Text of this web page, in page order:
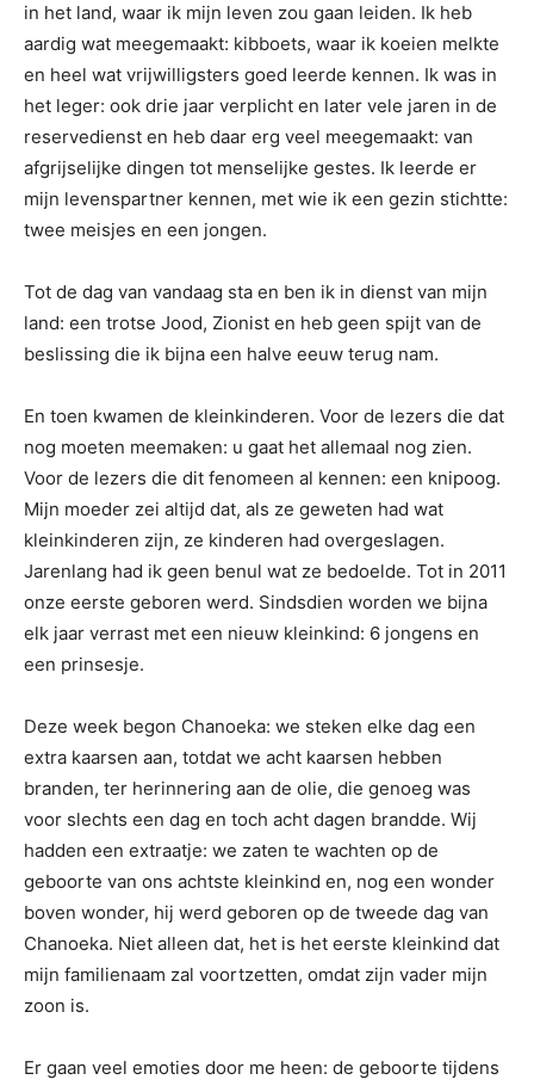
in het land, waar ik mijn leven zou gaan leiden. Ik heb
aardig wat meegemaakt: kibboets, waar ik koeien melkte
en heel wat vrijwilligsters goed leerde kennen. Ik was in
het leger: ook drie jaar verplicht en later vele jaren in de
reservedienst en heb daar erg veel meegemaakt: van
afgrijselijke dingen tot menselijke gestes. Ik leerde er
mijn levenspartner kennen, met wie ik een gezin stichtte:
twee meisjes en een jongen.
Tot de dag van vandaag sta en ben ik in dienst van mijn
land: een trotse Jood, Zionist en heb geen spijt van de
beslissing die ik bijna een halve eeuw terug nam.
En toen kwamen de kleinkinderen. Voor de lezers die dat
nog moeten meemaken: u gaat het allemaal nog zien.
Voor de lezers die dit fenomeen al kennen: een knipoog.
Mijn moeder zei altijd dat, als ze geweten had wat
kleinkinderen zijn, ze kinderen had overgeslagen.
Jarenlang had ik geen benul wat ze bedoelde. Tot in 2011
onze eerste geboren werd. Sindsdien worden we bijna
elk jaar verrast met een nieuw kleinkind: 6 jongens en
een prinsesje.
Deze week begon Chanoeka: we steken elke dag een
extra kaarsen aan, totdat we acht kaarsen hebben
branden, ter herinnering aan de olie, die genoeg was
voor slechts een dag en toch acht dagen brandde. Wij
hadden een extraatje: we zaten te wachten op de
geboorte van ons achtste kleinkind en, nog een wonder
boven wonder, hij werd geboren op de tweede dag van
Chanoeka. Niet alleen dat, het is het eerste kleinkind dat
mijn familienaam zal voortzetten, omdat zijn vader mijn
zoon is.
Er gaan veel emoties door me heen: de geboorte tijdens